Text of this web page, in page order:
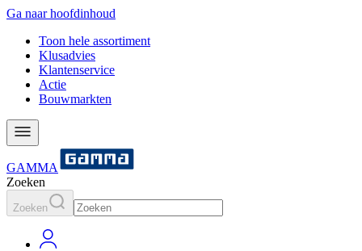
Ga naar hoofdinhoud
Toon hele assortiment
Klusadvies
Klantenservice
Actie
Bouwmarkten
GAMMA
Zoeken
Zoeken